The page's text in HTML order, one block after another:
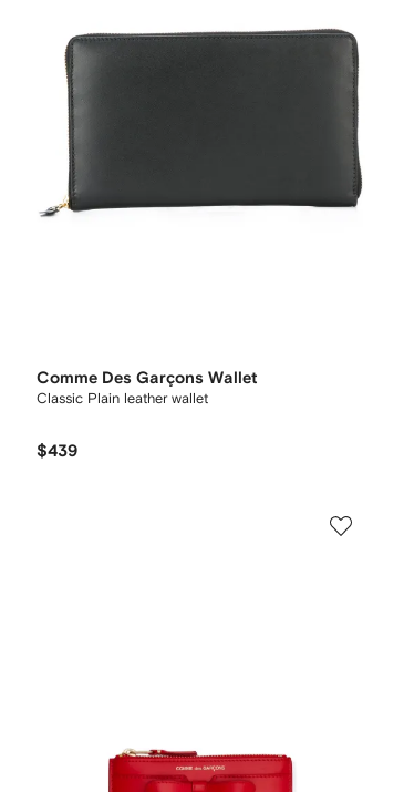
Comme Des Garçons Wallet
Classic Plain leather wallet
$439